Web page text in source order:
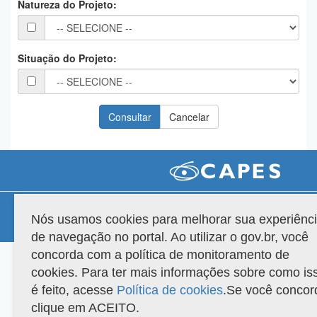
Planalto
Natureza do Projeto:
Situação do Projeto:
Versão do sistema: 3.88.9 Copyright 2022 Capes. Todos os direitos reservados.
Nós usamos cookies para melhorar sua
de navegação no portal. Ao utilizar o gov.br, você
concorda com a política de monitoramento de
cookies. Para ter mais informações sobre como
é feito, acesse Política de cookies.Se você
clique em ACEITO.